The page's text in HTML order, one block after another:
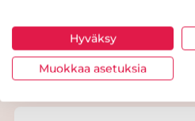
Pirkka Luomu
Hyväksy
Muokkaa asetuksia